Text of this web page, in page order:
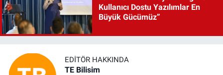
Kullanıcı Dostu Yazılımlar En
Büyük Gücümüz”
EDITÖR HAKKINDA
TE Bilisim